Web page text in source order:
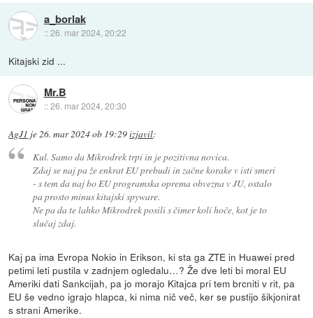
a_borlak
::26. mar 2024, 20:22
Kitajski zid ...
Mr.B
::26. mar 2024, 20:30
AgJ1 je 26. mar 2024 ob 19:29izjavil:
Kul. Samo da Mikrodrek trpi in je pozitivna novica.
Zdaj se naj pa že enkrat EU prebudi in začne korake v isti smeri
- s tem da naj bo EU programska oprema obvezna v JU, ostalo
pa prosto minus kitajski spyware.
Ne pa da te lahko Mikrodrek posili s čimer koli hoče, kot je to
slučaj zdaj.
Kaj pa ima Evropa Nokio in Erikson, ki sta ga ZTE in Huawei pred
petimi leti pustila v zadnjem ogledalu…? Že dve leti bi moral EU
Ameriki dati Sankcijah, pa jo morajo Kitajca pri tem brcniti v rit, pa
EU še vedno igrajo hlapca, ki nima nič več, ker se pustijo šikjonirat
s strani Amerike.